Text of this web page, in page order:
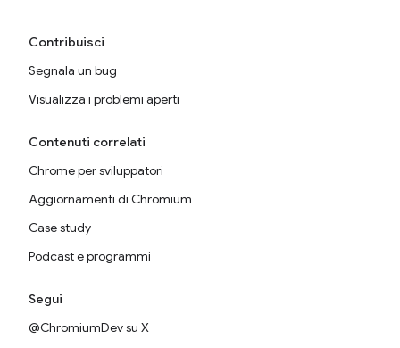
Contribuisci
Segnala un bug
Visualizza i problemi aperti
Contenuti correlati
Chrome per sviluppatori
Aggiornamenti di Chromium
Case study
Podcast e programmi
Segui
@ChromiumDev su X